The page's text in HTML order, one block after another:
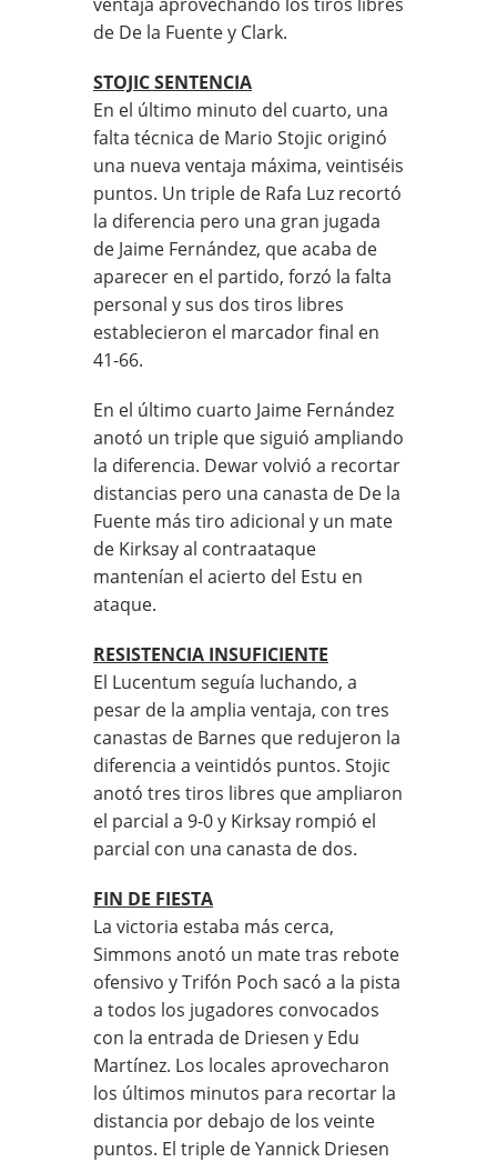
de De la Fuente y Clark.
STOJIC SENTENCIA
En el último minuto del cuarto, una
falta técnica de Mario Stojic originó
una nueva ventaja máxima, veintiséis
puntos. Un triple de Rafa Luz recortó
la diferencia pero una gran jugada
de Jaime Fernández, que acaba de
aparecer en el partido, forzó la falta
personal y sus dos tiros libres
establecieron el marcador final en
41-66.
En el último cuarto Jaime Fernández
anotó un triple que siguió ampliando
la diferencia. Dewar volvió a recortar
distancias pero una canasta de De la
Fuente más tiro adicional y un mate
de Kirksay al contraataque
mantenían el acierto del Estu en
ataque.
RESISTENCIA INSUFICIENTE
El Lucentum seguía luchando, a
pesar de la amplia ventaja, con tres
canastas de Barnes que redujeron la
diferencia a veintidós puntos. Stojic
anotó tres tiros libres que ampliaron
el parcial a 9-0 y Kirksay rompió el
parcial con una canasta de dos.
FIN DE FIESTA
La victoria estaba más cerca,
Simmons anotó un mate tras rebote
ofensivo y Trifón Poch sacó a la pista
a todos los jugadores convocados
con la entrada de Driesen y Edu
Martínez. Los locales aprovecharon
los últimos minutos para recortar la
distancia por debajo de los veinte
puntos. El triple de Yannick Driesen